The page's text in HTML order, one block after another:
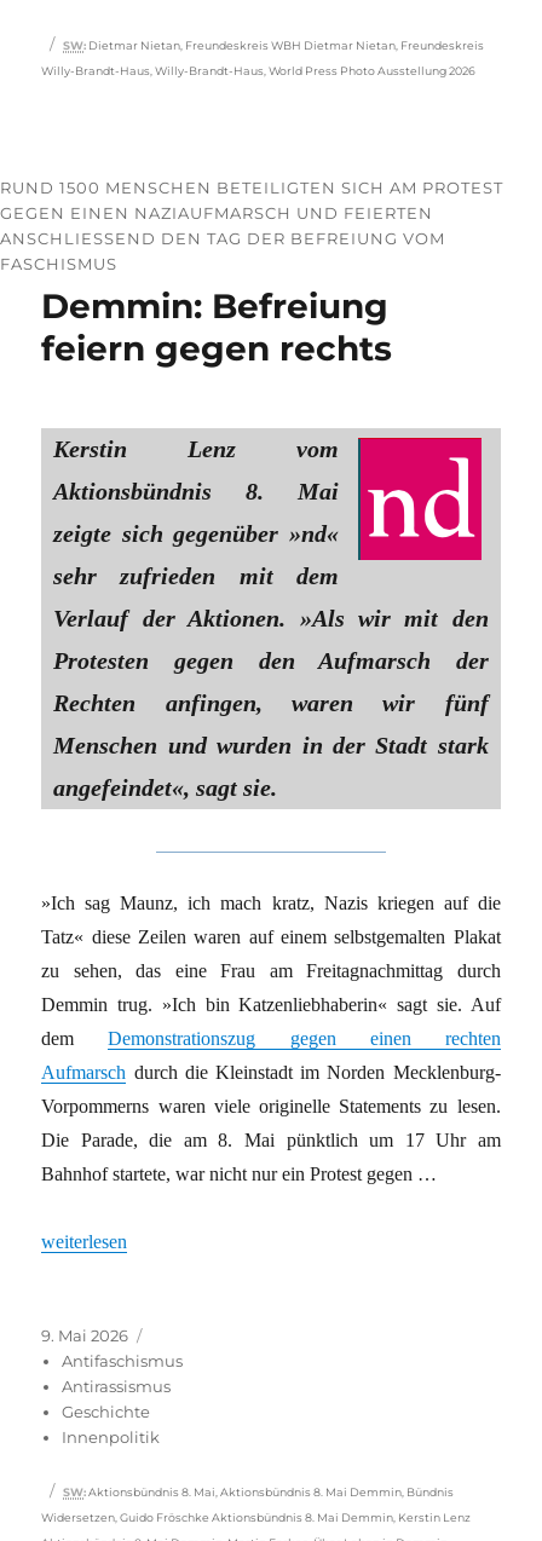
Schlagwörter
SW: Dietmar Nietan, Freundeskreis WBH Dietmar Nietan, Freundeskreis
Willy-Brandt-Haus,Willy-Brandt-Haus,World Press Photo Ausstellung 2026
RUND 1500 MENSCHEN BETEILIGTEN SICH AM PROTEST
GEGEN EINEN NAZIAUFMARSCH UND FEIERTEN
ANSCHLIESSEND DEN TAG DER BEFREIUNG VOM F
ASCHISMUS
Demmin: Befreiung
feiern gegen rechts
Kerstin Lenz vom
Aktionsbündnis 8. Mai
zeigte sich gegenüber »nd«
sehr zufrieden mit dem
Verlauf der Aktionen. »Als wir mit den
Protesten gegen den Aufmarsch der
Rechten anfingen, waren wir fünf
Menschen und wurden in der Stadt stark
angefeindet«, sagt sie.
»Ich sag Maunz, ich mach kratz, Nazis kriegen auf die
Tatz« diese Zeilen waren auf einem selbstgemalten Plakat
zu sehen, das eine Frau am Freitagnachmittag durch
Demmin trug. »Ich bin Katzenliebhaberin« sagt sie. Auf
demDemonstrationszug gegen einen rechten
Aufmarsch durch die Kleinstadt im Norden Mecklenburg-
Vorpommerns waren viele originelle Statements zu lesen.
Die Parade, die am 8. Mai pünktlich um 17 Uhr am
Bahnhof startete, war nicht nur ein Protest gegen …
„Demmin: Befreiung feiern gegen rechts“
weiterlesen
Veröffentlicht
am
9. Mai 2026
Antifaschismus
Antirassismus
Geschichte
Innenpolitik
Schlagwörter
SW: Aktionsbündnis 8. Mai ,Aktionsbündnis 8. Mai Demmin Bündnis
Widersetzen ,Guido Fröschke Aktionsbündnis 8. Mai Demmin Kerstin Lenz